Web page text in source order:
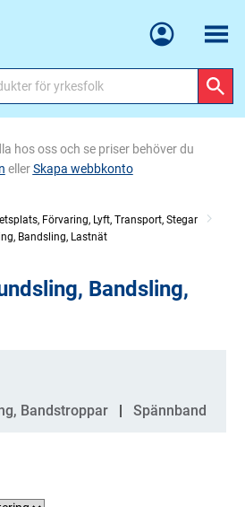
Meny
hos oss och se priser behöver du
ellerSkapa webbkonto
Förvaring, Lyft, Transport, Stegar
Bandsling, Lastnät
Bandsling,
Bandstroppar Spännband